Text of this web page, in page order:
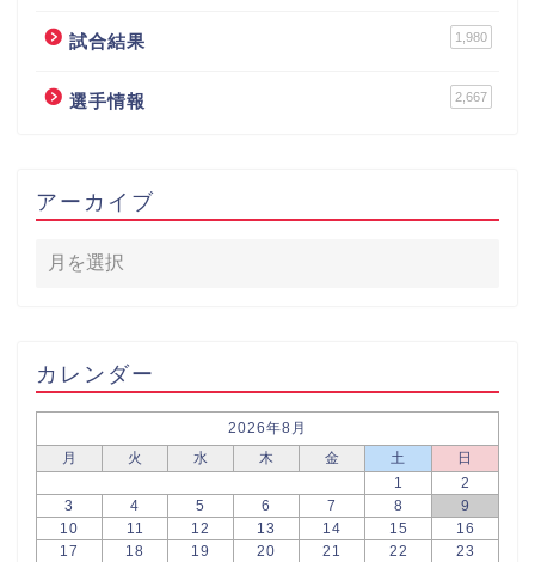
試合結果 1,980
選手情報 2,667
アーカイブ
カレンダー
2026年8月
月
火 水 木 金 土
日
1
2
3
4 5 6 7 8
9
10
11 12 13 14 15
16
17
18 19 20 21 22
23